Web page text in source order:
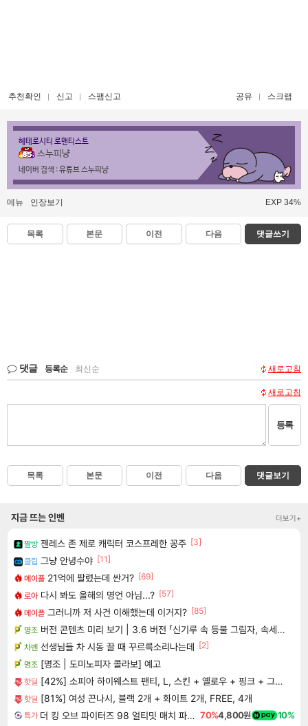
추천확인 신고 스팸신고 공유 스크랩
헤테로시티 로맨티스트
스누피냥
네이버 검색 : 유튜브 스누피냥
메뉴 인장보기 EXP 34%
목록 본문 이전 다음 댓글쓰기
댓글 등록순 최신순 새로고침
새로고침
등록
목록 본문 이전 다음 댓글보기
지금 뜨는 인벤 더보기+
짤방 젠레스 존 제로 캐릭터 코스프레한 꽁주 [3]
클립 그냥 안녕수야 [11]
메이플 21억에 팔렸는데 싼거? [69]
로아 다시 봐도 올해의 명언 아님...? [57]
메이플 그러니까 저 사건 이해했는데 이거지? [85]
명조 버전 콘텐츠 미리 보기 | 3.6 버전 「신기루 속 등불 그림자, 속세에 깃든 검의 결심」이 8월 20일에 업데이트됩니다!
차벤 선생님들 차 시동 끌 때 꾸르륵소리나는데 [2]
명조 [명조 | 도미노피자 콜라보] 예고
핫딜 [42%] 소피아 하이웨스트 팬티, L, 스킨 + 옐로우 + 핑크 + 그린 + 블루 + 오렌지 + 카키 + 라벤더, 8개입, 1세트
핫딜 [81%] 여성 끈나시, 블랙 2개 + 화이트 2개, FREE, 4개
특가 더 킹 오브 파이터즈 98 얼티밋 매치 파이널 에디션 THE KING OF FIGHTERS 98 ULTIMATE MATCH FINAL EDITION 70%4,800원 10%